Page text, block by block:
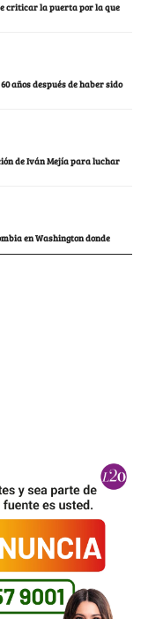
criticar la puerta por la que
años después de haber sido
de Iván Mejía para luchar
en Washington donde